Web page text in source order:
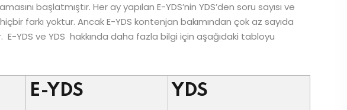
başlatmıştır. Her ay yapılan E-YDS’nin YDS’den soru sayısı ve
farkı yoktur. Ancak E-YDS kontenjan bakımından çok az sayıda
YDS ve YDS hakkında daha fazla bilgi için aşağıdaki tabloyu
E-YDS YDS